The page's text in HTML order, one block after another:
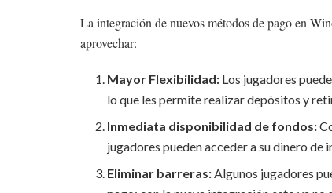
La integración de nuevos métodos de pago en
aprovechar:
Mayor Flexibilidad: Los jugadores
lo que les permite realizar depósitos y
Inmediata disponibilidad de fondos:
jugadores pueden acceder a su dinero de
Eliminar barreras:Algunos jugadores